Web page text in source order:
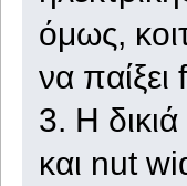
όμως,
να
3. Η
και nut